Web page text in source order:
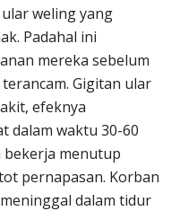
weling yang
Padahal ini
mereka sebelum
Gigitan ular
efeknya
dalam waktu 30-60
bekerja menutup
pernapasan. Korban
dalam tidur